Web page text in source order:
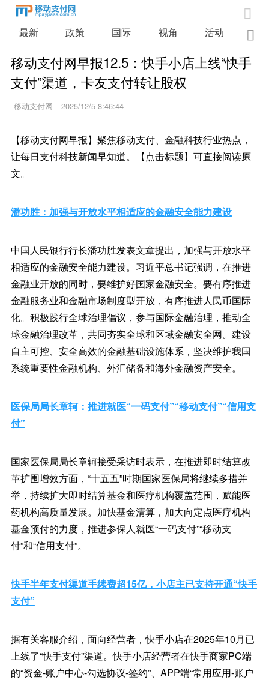

最新 政策 国际 视角 活动 业

移动支付网早报12.5：快手小店上线“快手
支付”渠道，卡友支付转让股权
移动支付网 2025/12/5 8:46:44
【移动支付网早报】聚焦移动支付、金融科技行业热点，
让每日支付科技新闻早知道。【点击标题】可直接阅读原
文。
潘功胜：加强与开放水平相适应的金融安全能力建设
中国人民银行行长潘功胜发表文章提出，加强与开放水平
相适应的金融安全能力建设。习近平总书记强调，在推进
金融业开放的同时，要维护好国家金融安全。要有序推进
金融服务业和金融市场制度型开放，有序推进人民币国际
化。积极践行全球治理倡议，参与国际金融治理，推动全
球金融治理改革，共同夯实全球和区域金融安全网。建设
自主可控、安全高效的金融基础设施体系，坚决维护我国
系统重要性金融机构、外汇储备和海外金融资产安全。
医保局局长章轲：推进就医“一码支付”“移动支付”“信用支
付”
国家医保局局长章轲接受采访时表示，在推进即时结算改
革扩围增效方面，“十五五”时期国家医保局将继续多措并
举，持续扩大即时结算基金和医疗机构覆盖范围，赋能医
药机构高质量发展。加快基金清算，加大向定点医疗机构
基金预付的力度，推进参保人就医“一码支付”“移动支
付”和“信用支付”。
快手半年支付渠道手续费超15亿，小店主已支持开通“快手
支付”
据有关客服介绍，面向经营者，快手小店在2025年10月已
上线了“快手支付”渠道。快手小店经营者在快手商家PC端
的“资金-账户中心-勾选协议-签约”、APP端“常用应用-账户